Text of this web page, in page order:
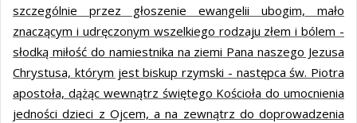
szczególnie przez głoszenie ewangelii ubogim, mało
znaczącym i udręczonym wszelkiego rodzaju złem i bólem -
słodką miłość do namiestnika na ziemi Pana naszego Jezusa
Chrystusa, którym jest biskup rzymski - następca św. Piotra
apostoła, dążąc wewnątrz świętego Kościoła do umocnienia
jedności dzieci z Ojcem, a na zewnątrz do doprowadzenia